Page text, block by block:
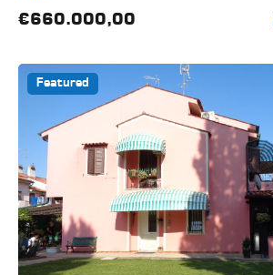
€660.000,00
Featured